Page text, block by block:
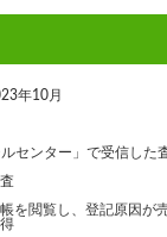
年10月
センター」で受信した
を閲覧し、登記原因が